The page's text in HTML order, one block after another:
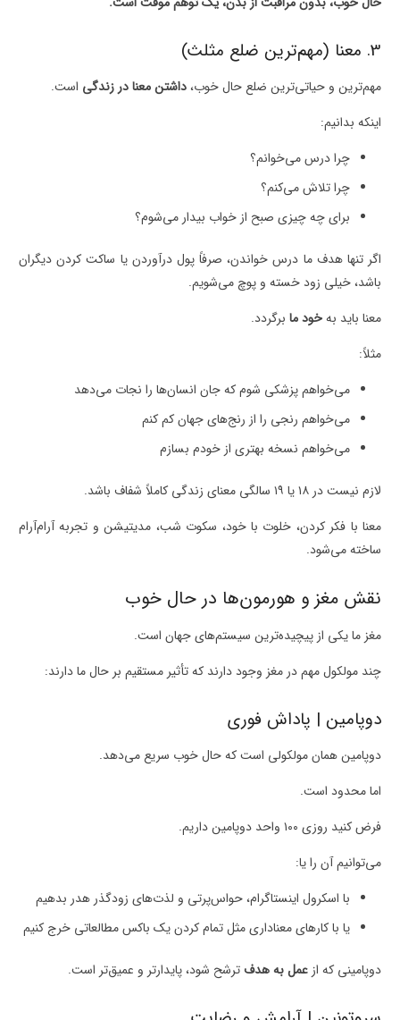
3. معنا (مهم‌ترین ضلع مثلث)
مهم‌ترین و حیاتی‌ترین ضلع حال خوب،داشتن معنا در زندگی است.
اینکه بدانیم:
چرا درس می‌خوانم؟
چرا تلاش می‌کنم؟
برای چه چیزی صبح از خواب بیدار می‌شوم؟
اگر تنها هدف ما درس خواندن، صرفاً پول درآوردن یا ساکت کردن دیگران
باشد، خیلی زود خسته و پوچ می‌شویم.
معنا باید بهخود ما برگردد.
مثلاً:
می‌خواهم پزشکی شوم که جان انسان‌ها را نجات می‌دهد
می‌خواهم رنجی را از رنج‌های جهان کم کنم
می‌خواهم نسخه بهتری از خودم بسازم
لازم نیست در ۱۸ یا ۱۹ سالگی معنای زندگی کاملاً شفاف باشد.
معنا با فکر کردن، خلوت با خود، سکوت شب، مدیتیشن و تجربه آرام‌آرام
ساخته می‌شود.
نقش مغز و هورمون‌ها در حال خوب
مغز ما یکی از پیچیده‌ترین سیستم‌های جهان است.
چند مولکول مهم در مغز وجود دارند که تأثیر مستقیم بر حال ما دارند:
دوپامین | پاداش فوری
دوپامین همان مولکولی است که حال خوب سریع می‌دهد.
اما محدود است.
فرض کنید روزی ۱۰۰ واحد دوپامین داریم.
می‌توانیم آن را یا:
با اسکرول اینستاگرام، حواس‌پرتی و لذت‌های زودگذر هدر بدهیم
یا با کارهای معناداری مثل تمام کردن یک باکس مطالعاتی خرج کنیم
دوپامینی که از عمل به هدفترشح شود، پایدارتر و عمیق‌تر است.